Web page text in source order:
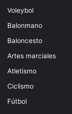
Voleybol
Balonmano
Baloncesto
Artes marciales
Atletismo
Ciclismo
Fútbol